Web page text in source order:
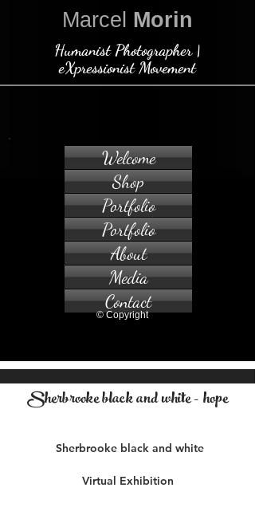
Marcel Morin
Humanist Photographer |
eXpressionist Movement
Welcome
Shop
Portfolio
Portfolio
About
Media
Contact
© Copyright
Sherbrooke black and white - hope
Sherbrooke black and white
Virtual Exhibition